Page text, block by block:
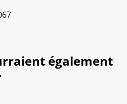
également